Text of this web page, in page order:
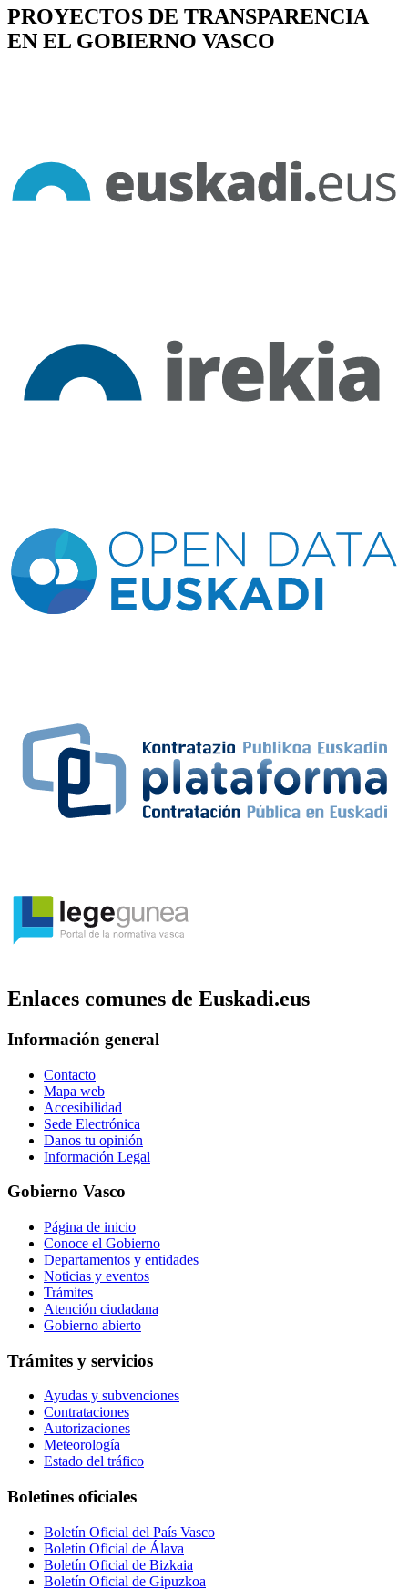
PROYECTOS DE TRANSPARENCIA
EN EL GOBIERNO VASCO
Enlaces comunes de Euskadi.eus
Información general
Contacto
Mapa web
Accesibilidad
Sede Electrónica
Danos tu opinión
Información Legal
Gobierno Vasco
Página de inicio
Conoce el Gobierno
Departamentos y entidades
Noticias y eventos
Trámites
Atención ciudadana
Gobierno abierto
Trámites y servicios
Ayudas y subvenciones
Contrataciones
Autorizaciones
Meteorología
Estado del tráfico
Boletines oficiales
Boletín Oficial del País Vasco
Boletín Oficial de Álava
Boletín Oficial de Bizkaia
Boletín Oficial de Gipuzkoa